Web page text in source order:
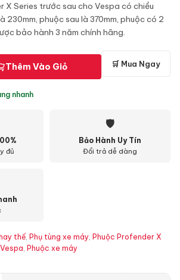
X Series trước sau cho Vespa có chiều
230mm, phuộc sau là 370mm, phuộc có 2
bảo hành 3 năm chính hãng.
Thêm Vào Giỏ 🛒 Mua Ngay
nhanh
đủ
🛡
Bảo Hành Uy Tín
Đổi trả dễ dàng
thế, Phụ tùng xe máy, Phuộc Profender X
, Phuộc xe máy